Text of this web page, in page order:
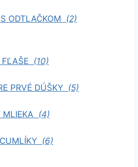
ODTLAČKOM (2)
FĽAŠE (10)
PRVÉ DÚŠKY (5)
MLIEKA (4)
(6)